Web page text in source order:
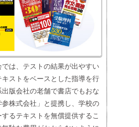
は、テストの結果が出やすい
キストをベースとした指導を行
版会社の老舗で書店でもおな
参株式会社」と提携し、学校の
るテキストを無償提供するこ